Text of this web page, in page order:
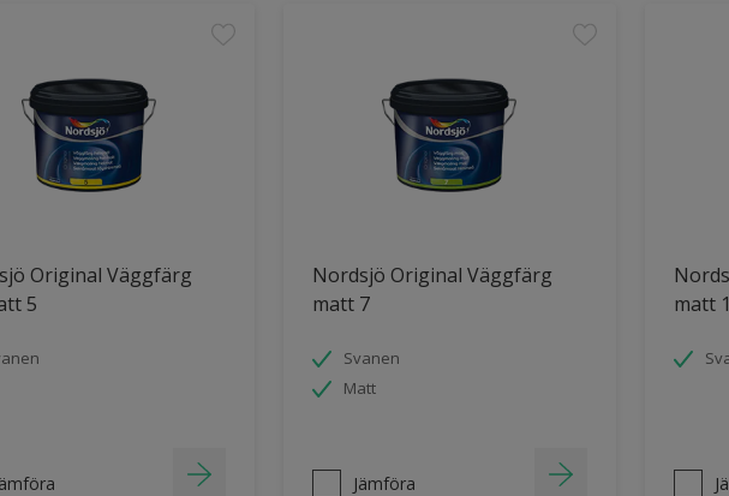
Original Väggfärg
5
Nordsjö Original Väggfärg
matt 7
Svanen
Matt
Jämföra
matt